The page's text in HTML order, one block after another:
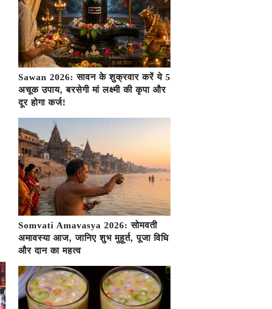
Sawan 2026: सावन के शुक्रवार करें ये 5
अचूक उपाय, बरसेगी मां लक्ष्मी की कृपा और
दूर होगा कर्ज!
Somvati Amavasya 2026: सोमवती
अमावस्या आज, जानिए शुभ मुहूर्त, पूजा विधि
और दान का महत्व